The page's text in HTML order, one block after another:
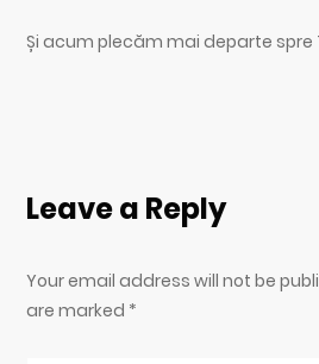
Și acum plecăm mai departe spre
Leave a Reply
Your email address will not be
are marked *